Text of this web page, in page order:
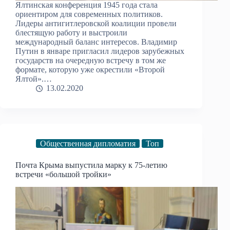
Ялтинская конференция 1945 года стала
ориентиром для современных политиков.
Лидеры антигитлеровской коалиции провели
блестящую работу и выстроили
международный баланс интересов. Владимир
Путин в январе пригласил лидеров зарубежных
государств на очередную встречу в том же
формате, которую уже окрестили «Второй
Ялтой».…
13.02.2020
Общественная дипломатия Топ
Почта Крыма выпустила марку к 75-летию
встречи «большой тройки»